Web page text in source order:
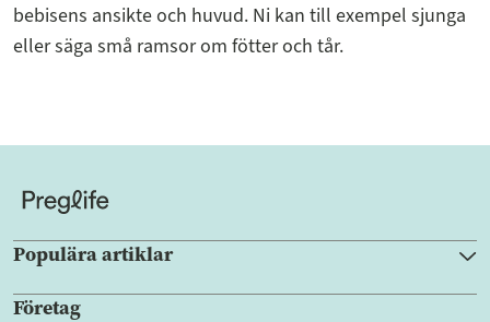
bebisens ansikte och huvud. Ni kan till exempel sjunga
eller säga små ramsor om fötter och tår.
Populära artiklar
Företag